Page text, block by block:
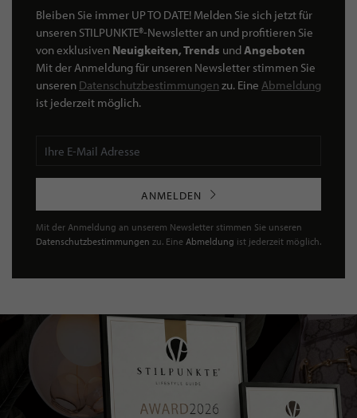
Bleiben Sie immer UP TO DATE! Melden Sie sich jetzt für
unseren STILPUNKTE®-Newsletter an und profitieren Sie
von exklusiven Neuigkeiten, Trends undAngeboten
Mit der Anmeldung für unseren Newsletter stimmen Sie
unseren Datenschutzbestimmungen zu. Eine Abmeldung
ist jederzeit möglich.
ANMELDEN
Mit der Anmeldung an unserem Newsletter stimmen Sie unseren
Datenschutzbestimmungen zu. Eine Abmeldung ist jederzeit möglich.